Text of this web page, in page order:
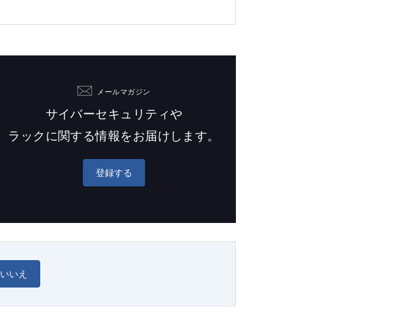
メールマガジン
サイバーセキュリティや
ラックに関する情報をお届けします。
登録する
いいえ